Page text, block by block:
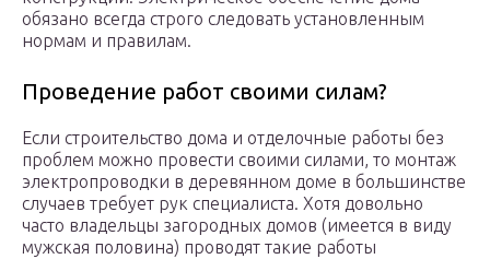
обязано всегда строго следовать установленным
нормам и правилам.
Проведение работ своими силам?
Если строительство дома и отделочные работы без
проблем можно провести своими силами, то монтаж
электропроводки в деревянном доме в большинстве
случаев требует рук специалиста. Хотя довольно
часто владельцы загородных домов (имеется в виду
мужская половина) проводят такие работы